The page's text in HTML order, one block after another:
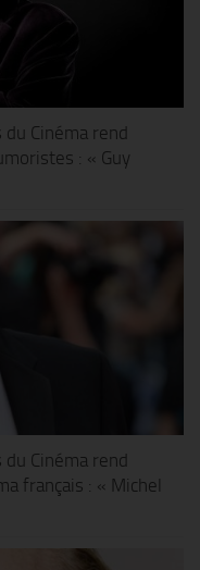
du Cinéma rend
: « Guy
du Cinéma rend
français : « Michel